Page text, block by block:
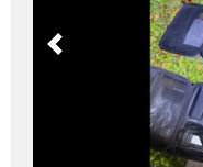
Previous